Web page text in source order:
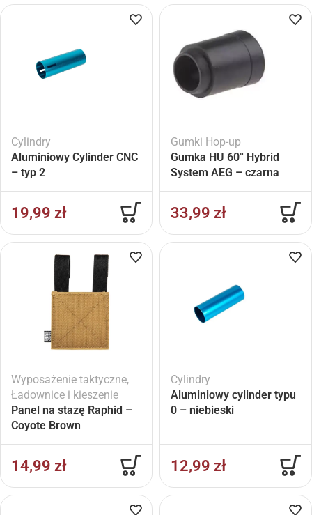
Cylindry
Aluminiowy Cylinder CNC
– typ 2
19,99 zł
Gumki Hop-up
Gumka HU 60° Hybrid
System AEG – czarna
33,99 zł
Wyposażenie taktyczne,
Ładownice i kieszenie
Panel na stazę Raphid –
Coyote Brown
14,99 zł
Cylindry
Aluminiowy cylinder typu
0 – niebieski
12,99 zł